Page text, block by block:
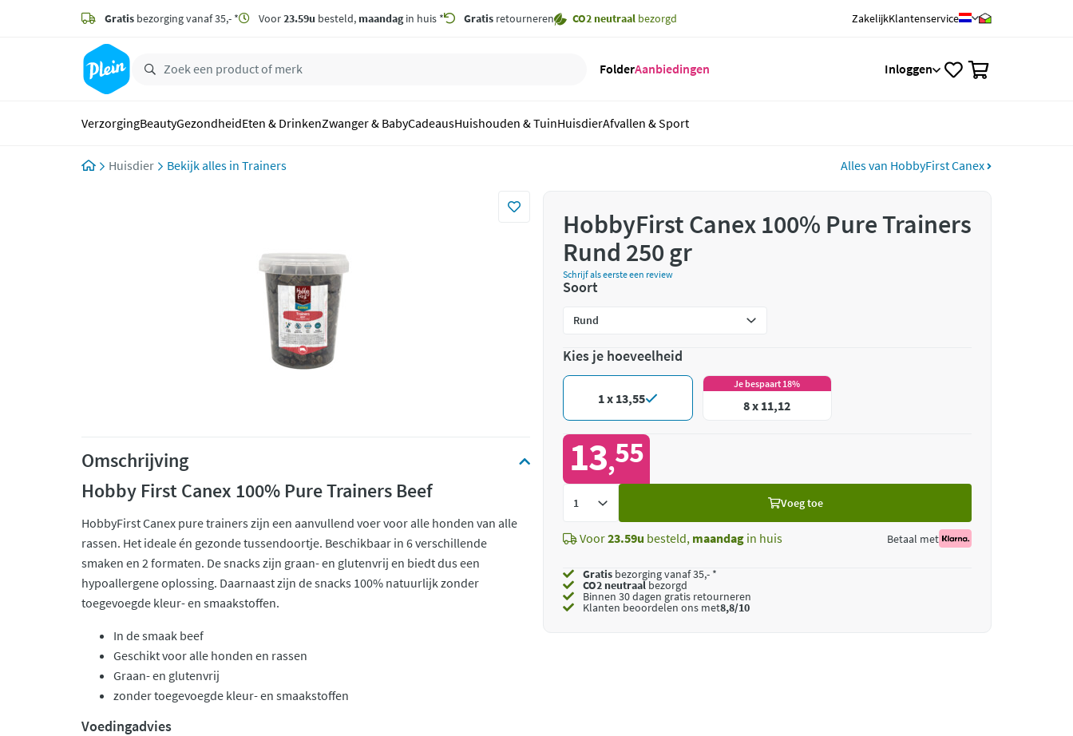
zoeken
hoofdinhoud
Gratis bezorging vanaf 35,- * Voor23.59u besteld, maandagin huis * Gratis retourneren CO2 neutraal bezorgd ZakelijkKlantenservice
FolderAanbiedingen Inloggen
VerzorgingBeautyGezondheidEten & DrinkenZwanger & BabyCadeausHuishouden & TuinHuisdierAfvallen & Sport
Huisdier Trainers Alles van HobbyFirst Canex
Omschrijving
Hobby First Canex 100% Pure Trainers Beef
HobbyFirst Canex pure trainers zijn een aanvullend voer voor alle honden van alle
rassen. Het ideale én gezonde tussendoortje. Beschikbaar in 6 verschillende
smaken en 2 formaten. De snacks zijn graan- en glutenvrij en biedt dus een
hypoallergene oplossing. Daarnaast zijn de snacks 100% natuurlijk zonder
toegevoegde kleur- en smaakstoffen.
In de smaak beef
Geschikt voor alle honden en rassen
Graan- en glutenvrij
zonder toegevoegde kleur- en smaakstoffen
Voedingadvies
HobbyFirst Canex 100% Pure Trainers
Rund 250 gr
Schrijf als eerste een review
Soort
Kies je hoeveelheid
1 x 13,55
Je bespaart 18%
8 x 11,12
13,55
Voeg toe
Voor23.59u besteld, maandag in huis Betaal met
Gratis bezorging vanaf 35,- *
CO2 neutraalbezorgd
Binnen 30 dagen gratis retourneren
Klanten beoordelen ons met8,8/10